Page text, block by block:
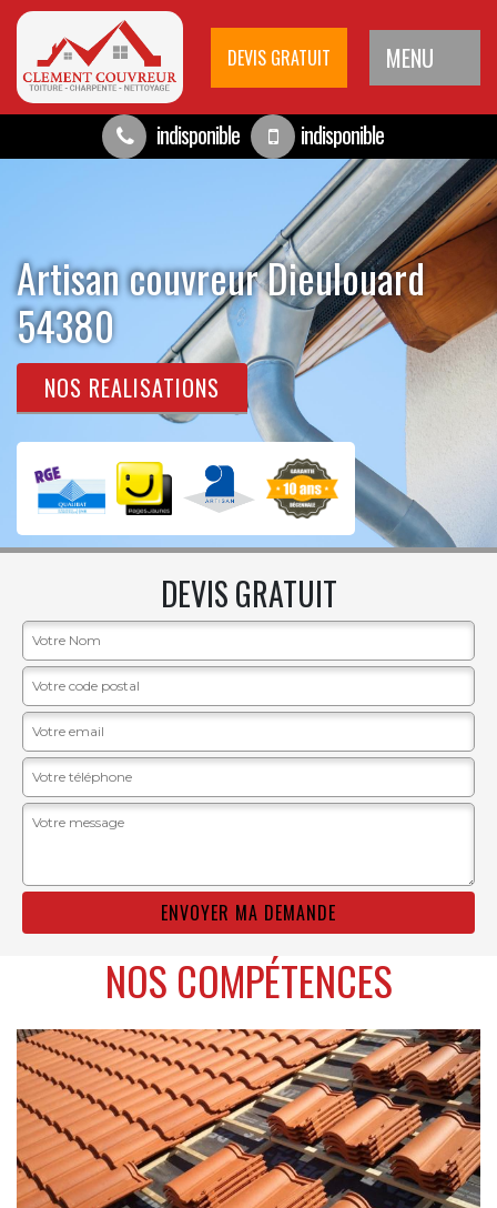
DEVIS GRATUIT MENU
indisponible indisponible
Artisan couvreur Dieulouard
54380
NOS REALISATIONS
DEVIS GRATUIT
NOS COMPÉTENCES